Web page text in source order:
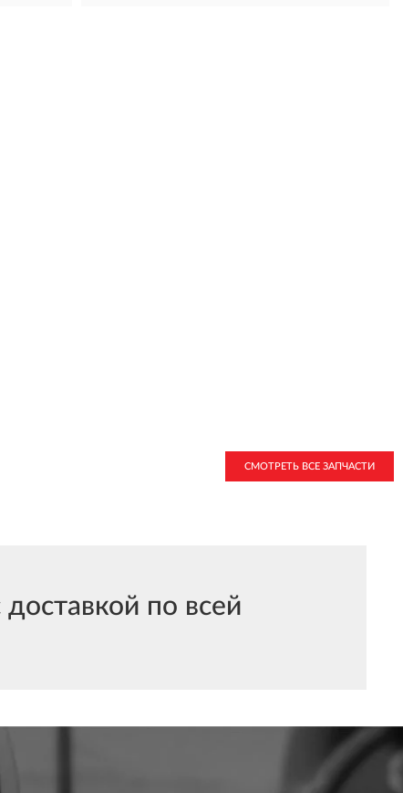
СМОТРЕТЬ ВСЕ ЗАПЧАСТИ
по всей